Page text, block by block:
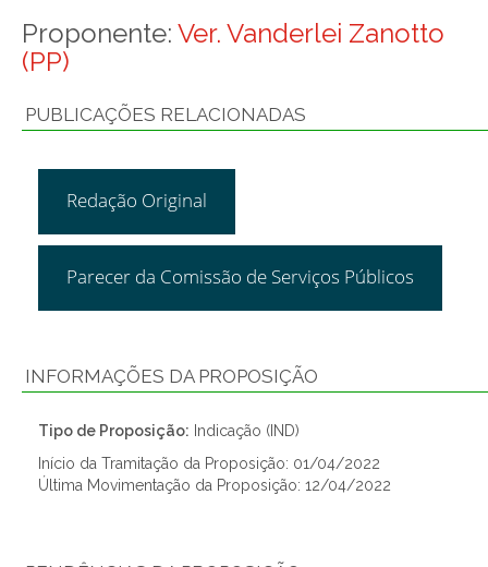
Proponente: Ver. Vanderlei Zanotto
(PP)
PUBLICAÇÕES RELACIONADAS
Redação Original
Parecer da Comissão de Serviços Públicos
INFORMAÇÕES DA PROPOSIÇÃO
Tipo de Proposição: Indicação (IND)
Início da Tramitação da Proposição: 01/04/2022
Última Movimentação da Proposição: 12/04/2022